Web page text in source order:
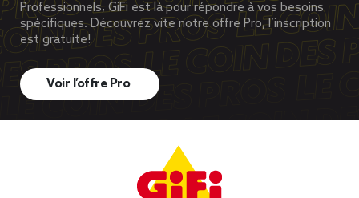
Professionnels, GiFi est là pour répondre à vos besoins
spécifiques. Découvrez vite notre offre Pro, l’inscription
est gratuite!
Voir l’offre Pro